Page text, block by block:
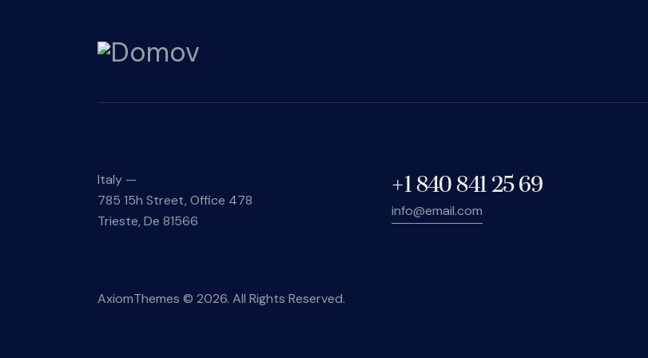
Italy —
785 15h Street, Office 478
Trieste, De 81566
+1 840 841 25 69
info@email.com
AxiomThemes © 2026. All Rights Reserved.